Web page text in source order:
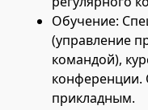
Обучение:
(управление
командой),
конференции.
прикладным.